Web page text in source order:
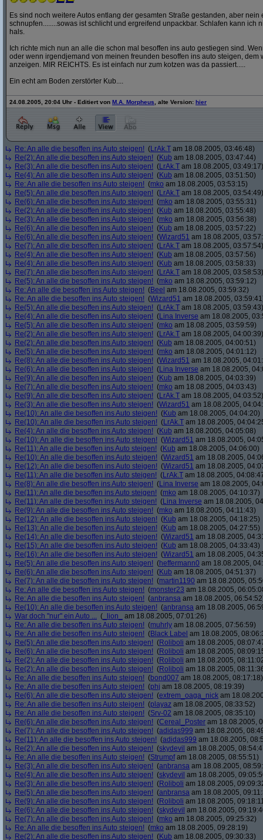
Es sind noch weitere Autos entlang der gesamten Straße gestanden, aber nein
schnupfen........sowas ist schlicht und ergreifend unpackbar. Schlafen kann ich
hals.
Ich richte mich nun an alle die schon mal besoffen ins auto gestiegen sind.
oder wenn irgendjemand von meinen freunden besoffen ins auto steigen, dem
anzeigen. MIR REICHTS. Es ist einfach nur zum kotzen was da passiert.....
Ein echt am Boden zerstörter Kub....
24.08.2005, 20:04 Uhr - Editiert von M.A. Morpheus , alte Version: hier
Re: An alle die besoffen ins Auto steigen! (LrAk.T am 18.08.2005, 03:46:48)
Re(2): An alle die besoffen ins Auto steigen! (Kub am 18.08.2005, 03:47:44)
Re(3): An alle die besoffen ins Auto steigen! (LrAk.T am 18.08.2005, 03:49:17)
Re(4): An alle die besoffen ins Auto steigen! (Kub am 18.08.2005, 03:51:50)
Re: An alle die besoffen ins Auto steigen! (mko am 18.08.2005, 03:53:15)
Re(5): An alle die besoffen ins Auto steigen! (LrAk.T am 18.08.2005, 03:54:49)
Re(6): An alle die besoffen ins Auto steigen! (mko am 18.08.2005, 03:55:31)
Re(2): An alle die besoffen ins Auto steigen! (Kub am 18.08.2005, 03:55:48)
Re(3): An alle die besoffen ins Auto steigen! (mko am 18.08.2005, 03:56:38)
Re(6): An alle die besoffen ins Auto steigen! (Kub am 18.08.2005, 03:57:22)
Re(6): An alle die besoffen ins Auto steigen! (Wizard51 am 18.08.2005,
Re(7): An alle die besoffen ins Auto steigen! (LrAk.T am 18.08.2005, 03:57:54)
Re(4): An alle die besoffen ins Auto steigen! (Kub am 18.08.2005, 03:57:56)
Re(4): An alle die besoffen ins Auto steigen! (Kub am 18.08.2005, 03:58:33)
Re(7): An alle die besoffen ins Auto steigen! (LrAk.T am 18.08.2005, 03:58:53)
Re(5): An alle die besoffen ins Auto steigen! (mko am 18.08.2005, 03:59:12)
Re: An alle die besoffen ins Auto steigen! (Beel am 18.08.2005, 03:59:32)
Re: An alle die besoffen ins Auto steigen! (Wizard51 am 18.08.2005,
Re(5): An alle die besoffen ins Auto steigen! (LrAk.T am 18.08.2005, 03:59:43)
Re(4): An alle die besoffen ins Auto steigen! (Lina Inverse am 18.08.2005,
Re(5): An alle die besoffen ins Auto steigen! (mko am 18.08.2005, 03:59:59)
Re(2): An alle die besoffen ins Auto steigen! (LrAk.T am 18.08.2005, 04:00:39)
Re(2): An alle die besoffen ins Auto steigen! (Kub am 18.08.2005, 04:00:51)
Re(5): An alle die besoffen ins Auto steigen! (mko am 18.08.2005, 04:01:12)
Re(8): An alle die besoffen ins Auto steigen! (Wizard51 am 18.08.2005,
Re(6): An alle die besoffen ins Auto steigen! (Lina Inverse am 18.08.2005,
Re(9): An alle die besoffen ins Auto steigen! (Kub am 18.08.2005, 04:03:39)
Re(7): An alle die besoffen ins Auto steigen! (mko am 18.08.2005, 04:03:43)
Re(9): An alle die besoffen ins Auto steigen! (LrAk.T am 18.08.2005, 04:03:52)
Re(3): An alle die besoffen ins Auto steigen! (Wizard51 am 18.08.2005,
Re(10): An alle die besoffen ins Auto steigen! (Kub am 18.08.2005, 04:04:20)
Re(10): An alle die besoffen ins Auto steigen! (LrAk.T am 18.08.2005,
Re(4): An alle die besoffen ins Auto steigen! (Kub am 18.08.2005, 04:05:08)
Re(10): An alle die besoffen ins Auto steigen! (Wizard51 am 18.08.2005,
Re(11): An alle die besoffen ins Auto steigen! (Kub am 18.08.2005, 04:06:00)
Re(10): An alle die besoffen ins Auto steigen! (Wizard51 am 18.08.2005,
Re(12): An alle die besoffen ins Auto steigen! (Wizard51 am 18.08.2005,
Re(11): An alle die besoffen ins Auto steigen! (LrAk.T am 18.08.2005,
Re(8): An alle die besoffen ins Auto steigen! (Lina Inverse am 18.08.2005,
Re(11): An alle die besoffen ins Auto steigen! (mko am 18.08.2005, 04:10:37)
Re(11): An alle die besoffen ins Auto steigen! (Lina Inverse am 18.08.2005,
Re(9): An alle die besoffen ins Auto steigen! (mko am 18.08.2005, 04:11:43)
Re(12): An alle die besoffen ins Auto steigen! (Kub am 18.08.2005, 04:18:25)
Re(13): An alle die besoffen ins Auto steigen! (Kub am 18.08.2005, 04:27:55)
Re(14): An alle die besoffen ins Auto steigen! (Wizard51 am 18.08.2005,
Re(15): An alle die besoffen ins Auto steigen! (Kub am 18.08.2005, 04:33:43)
Re(16): An alle die besoffen ins Auto steigen! (Wizard51 am 18.08.2005,
Re(5): An alle die besoffen ins Auto steigen! (heffermann0 am 18.08.2005,
Re(6): An alle die besoffen ins Auto steigen! (Kub am 18.08.2005, 04:51:37)
Re(7): An alle die besoffen ins Auto steigen! (martin1190 am 18.08.2005,
Re: An alle die besoffen ins Auto steigen! (monster23 am 18.08.2005,
Re: An alle die besoffen ins Auto steigen! (anbransa am 18.08.2005,
Re(10): An alle die besoffen ins Auto steigen! (anbransa am 18.08.2005,
War doch "nur" ein Auto ... ( _lion_
am 18.08.2005, 07:01:26)
Re: An alle die besoffen ins Auto steigen! (muhrly am 18.08.2005, 07:56:59)
Re: An alle die besoffen ins Auto steigen! (Black Label am 18.08.2005,
Re(5): An alle die besoffen ins Auto steigen! (Roliboli am 18.08.2005,
Re(6): An alle die besoffen ins Auto steigen! (Roliboli am 18.08.2005,
Re(2): An alle die besoffen ins Auto steigen! (Roliboli am 18.08.2005,
Re(2): An alle die besoffen ins Auto steigen! (Roliboli am 18.08.2005,
Re: An alle die besoffen ins Auto steigen! (bond007 am 18.08.2005, 08:17:18)
Re: An alle die besoffen ins Auto steigen! (phj am 18.08.2005, 08:19:39)
Re(6): An alle die besoffen ins Auto steigen! (extrem_oaga_nick am
Re: An alle die besoffen ins Auto steigen! (playaz am 18.08.2005, 08:33:52)
Re: An alle die besoffen ins Auto steigen! (Srv-02 am 18.08.2005, 08:35:10)
Re(6): An alle die besoffen ins Auto steigen! (Cereal_Poster am 18.08.2005,
Re(7): An alle die besoffen ins Auto steigen! (adidas999 am 18.08.2005,
Re(11): An alle die besoffen ins Auto steigen! (adidas999 am 18.08.2005,
Re(2): An alle die besoffen ins Auto steigen! (skydevil am 18.08.2005,
Re: An alle die besoffen ins Auto steigen! (Strumpfam 18.08.2005, 08:55:51)
Re(3): An alle die besoffen ins Auto steigen! (anbransa am 18.08.2005,
Re(4): An alle die besoffen ins Auto steigen! (skydevil am 18.08.2005,
Re(3): An alle die besoffen ins Auto steigen! (Roliboli am 18.08.2005,
Re(5): An alle die besoffen ins Auto steigen! (anbransa am 18.08.2005,
Re(9): An alle die besoffen ins Auto steigen! (Roliboli am 18.08.2005,
Re(6): An alle die besoffen ins Auto steigen! (skydevil am 18.08.2005,
Re(7): An alle die besoffen ins Auto steigen! (mko am 18.08.2005, 09:25:32)
Re: An alle die besoffen ins Auto steigen! (mko am 18.08.2005, 09:28:19)
Re(2): An alle die besoffen ins Auto steigen! (Kub am 18.08.2005, 09:30:33)